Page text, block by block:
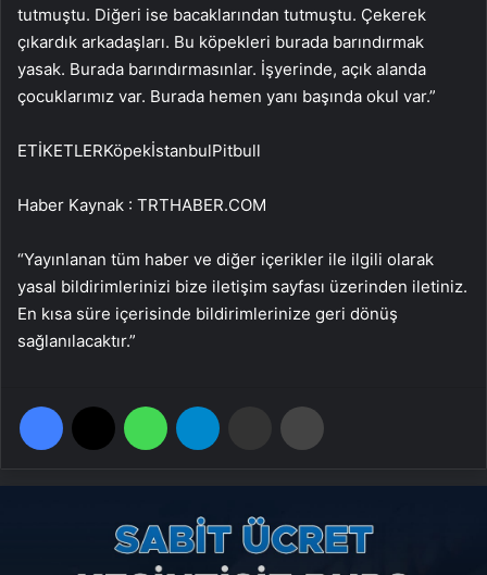
tutmuştu. Diğeri ise bacaklarından tutmuştu. Çekerek
çıkardık arkadaşları. Bu köpekleri burada barındırmak
yasak. Burada barındırmasınlar. İşyerinde, açık alanda
çocuklarımız var. Burada hemen yanı başında okul var.”
ETİKETLERKöpekİstanbulPitbull
Haber Kaynak : TRTHABER.COM
“Yayınlanan tüm haber ve diğer içerikler ile ilgili olarak
yasal bildirimlerinizi bize iletişim sayfası üzerinden iletiniz.
En kısa süre içerisinde bildirimlerinize geri dönüş
sağlanılacaktır.”
Facebook WhatsApp Email'den paylaş